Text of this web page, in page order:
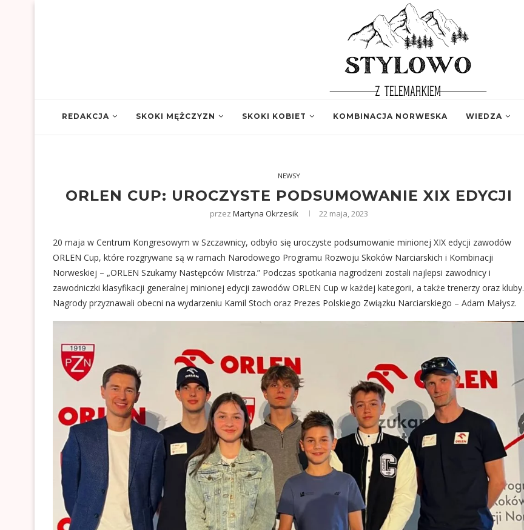
REDAKCJA SKOKI MĘŻCZYZN SKOKI KOBIET KOMBINACJA NORWESKA WIEDZA
NEWSY
ORLEN CUP: UROCZYSTE PODSUMOWANIE XIX EDYCJI
przezMartyna Okrzesik 22 maja, 2023
20 maja w Centrum Kongresowym w Szczawnicy, odbyło się uroczyste podsumowanie minionej XIX edycji zawodów
ORLEN Cup, które rozgrywane są w ramach Narodowego Programu Rozwoju Skoków Narciarskich i Kombinacji
Norweskiej – „ORLEN Szukamy Następców Mistrza.” Podczas spotkania nagrodzeni zostali najlepsi zawodnicy i
zawodniczki klasyfikacji generalnej minionej edycji zawodów ORLEN Cup w każdej kategorii, a także trenerzy oraz kluby.
Nagrody przyznawali obecni na wydarzeniu Kamil Stoch oraz Prezes Polskiego Związku Narciarskiego – Adam Małysz.